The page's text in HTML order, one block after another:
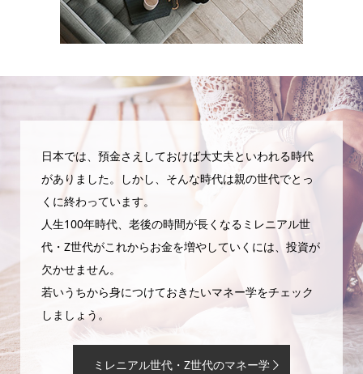
日本では、預金さえしておけば大丈夫といわれる時代
がありました。しかし、そんな時代は親の世代でとっ
くに終わっています。
人生100年時代、老後の時間が長くなるミレニアル世
代・Z世代がこれからお金を増やしていくには、投資が
欠かせません。
若いうちから身につけておきたいマネー学をチェック
しましょう。
ミレニアル世代・Z世代のマネー学